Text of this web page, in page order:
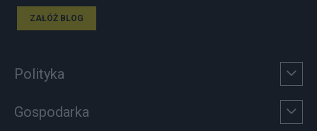
ZAŁÓŻ BLOG
Polityka
Gospodarka